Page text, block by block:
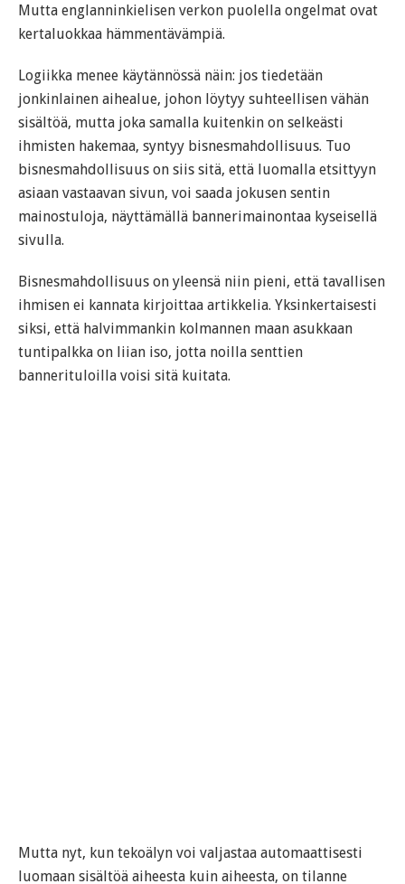
Mutta englanninkielisen verkon puolella ongelmat ovat
kertaluokkaa hämmentävämpiä.
Logiikka menee käytännössä näin: jos tiedetään
jonkinlainen aihealue, johon löytyy suhteellisen vähän
sisältöä, mutta joka samalla kuitenkin on selkeästi
ihmisten hakemaa, syntyy bisnesmahdollisuus. Tuo
bisnesmahdollisuus on siis sitä, että luomalla etsittyyn
asiaan vastaavan sivun, voi saada jokusen sentin
mainostuloja, näyttämällä bannerimainontaa kyseisellä
sivulla.
Bisnesmahdollisuus on yleensä niin pieni, että tavallisen
ihmisen ei kannata kirjoittaa artikkelia. Yksinkertaisesti
siksi, että halvimmankin kolmannen maan asukkaan
tuntipalkka on liian iso, jotta noilla senttien
bannerituloilla voisi sitä kuitata.
Mutta nyt, kun tekoälyn voi valjastaa automaattisesti
luomaan sisältöä aiheesta kuin aiheesta, on tilanne